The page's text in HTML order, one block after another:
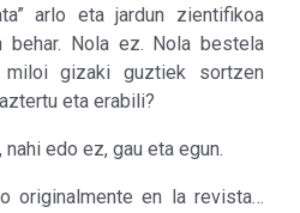
arlo eta jardun zientifikoa
behar. Nola ez. Nola bestela
miloi gizaki guztiek sortzen
eta erabili?
edo ez, gau eta egun.
originalmente en la revista…